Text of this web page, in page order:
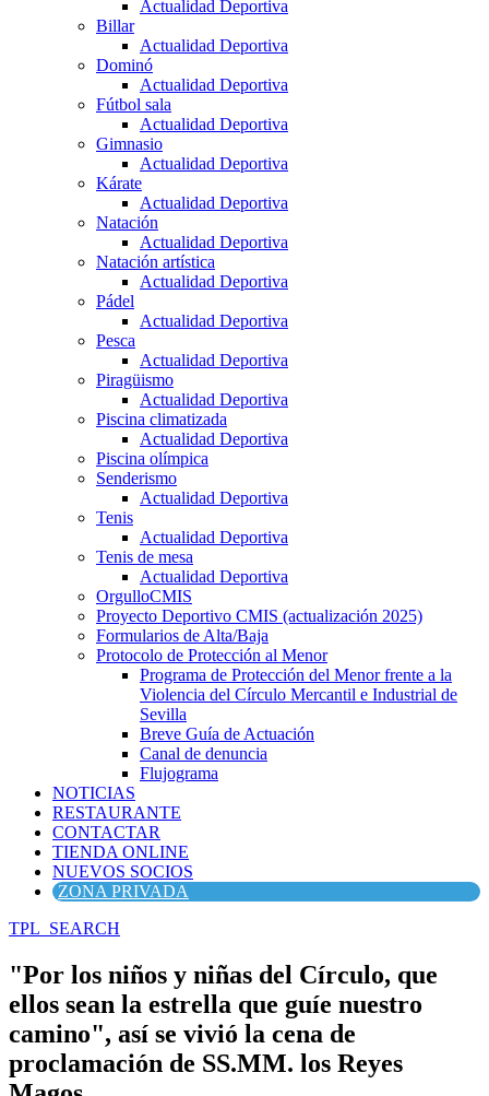
Actualidad Deportiva
Billar
Actualidad Deportiva
Dominó
Actualidad Deportiva
Fútbol sala
Actualidad Deportiva
Gimnasio
Actualidad Deportiva
Kárate
Actualidad Deportiva
Natación
Actualidad Deportiva
Natación artística
Actualidad Deportiva
Pádel
Actualidad Deportiva
Pesca
Actualidad Deportiva
Piragüismo
Actualidad Deportiva
Piscina climatizada
Actualidad Deportiva
Piscina olímpica
Senderismo
Actualidad Deportiva
Tenis
Actualidad Deportiva
Tenis de mesa
Actualidad Deportiva
OrgulloCMIS
Proyecto Deportivo CMIS (actualización 2025)
Formularios de Alta/Baja
Protocolo de Protección al Menor
Programa de Protección del Menor frente a la
Violencia del Círculo Mercantil e Industrial de
Sevilla
Breve Guía de Actuación
Canal de denuncia
Flujograma
NOTICIAS
RESTAURANTE
CONTACTAR
TIENDA ONLINE
NUEVOS SOCIOS
ZONA PRIVADA
TPL_SEARCH
"Por los niños y niñas del Círculo, que
ellos sean la estrella que guíe nuestro
camino", así se vivió la cena de
proclamación de SS.MM. los Reyes